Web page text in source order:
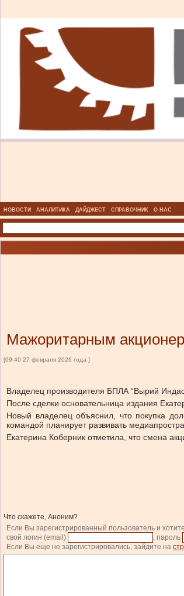
НОВОСТИ АНАЛИТИКА ДАЙДЖЕСТ СПРАВОЧНИК О НАС
Мажоритарным
[09:40 27 февраля 2026 года ]
Владелец производителя БПЛА “Вырий
После сделки основательница издания
Новый владелец объяснил, что покупка
командой планирует развивать
Екатерина Коберник отметила, что смена
Что скажете, Аноним?
Если Вы зарегистрированный пользователь и
свой логин (email)
, пароль
Если Вы еще не зарегистрировались, зайдите на